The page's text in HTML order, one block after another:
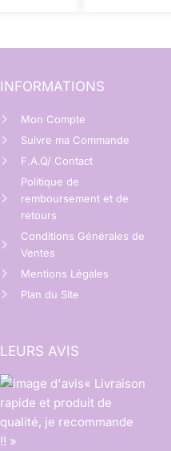
INFORMATIONS
Mon Compte
Suivre ma Commande
F.A.Q/ Contact
Politique de
remboursement et de
retours
Conditions Générales de
Ventes
Mentions Légales
Plan du Site
LEURS AVIS
« Livraison
rapide et produit de
qualité, je recommande
!! »